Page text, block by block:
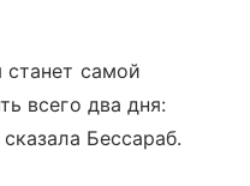
станет самой
всего два дня:
Бессараб.